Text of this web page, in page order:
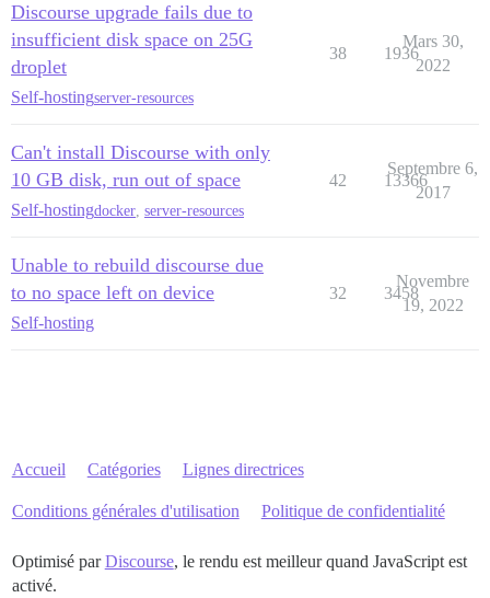
Discourse upgrade fails due to
insufficient disk space on 25G
droplet
Self-hostingserver-resources
38 1936
Mars 30,
2022
Can't install Discourse with only
10 GB disk, run out of space
Self-hostingdocker server-resources
42 13366
Septembre 6,
2017
Unable to rebuild discourse due
to no space left on device
Self-hosting
32 3458
Novembre
19, 2022
Accueil Catégories Lignes directrices
Conditions générales d'utilisation Politique de confidentialité
Optimisé parDiscourse, le rendu est meilleur quand JavaScript est
activé.